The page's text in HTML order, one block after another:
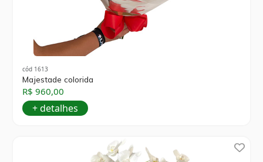
cód 1613
Majestade colorida
R$ 960,00
+ detalhes